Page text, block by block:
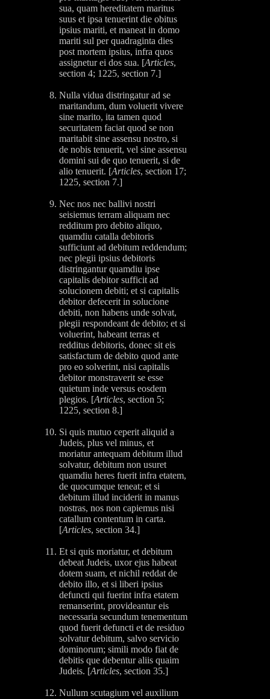
sua, quam hereditatem maritus
suus et ipsa tenuerint die obitus
ipsius mariti, et maneat in domo
mariti sul per quadraginta dies
post mortem ipsius, infra quos
assignetur ei dos sua. [Articles,
section 4; 1225, section 7.]
Nulla vidua distringatur ad se
maritandum, dum voluerit vivere
sine marito, ita tamen quod
securitatem faciat quod se non
maritabit sine assensu nostro, si
de nobis tenuerit, vel sine assensu
domini sui de quo tenuerit, si de
alio tenuerit. [Articles, section 17;
1225, section 7.]
Nec nos nec ballivi nostri
seisiemus terram aliquam nec
redditum pro debito aliquo,
quamdiu catalla debitoris
sufficiunt ad debitum reddendum;
nec plegii ipsius debitoris
distringantur quamdiu ipse
capitalis debitor sufficit ad
solucionem debiti; et si capitalis
debitor defecerit in solucione
debiti, non habens unde solvat,
plegii respondeant de debito; et si
voluerint, habeant terras et
redditus debitoris, donec sit eis
satisfactum de debito quod ante
pro eo solverint, nisi capitalis
debitor monstraverit se esse
quietum inde versus eosdem
plegios. [Articles, section 5;
1225, section 8.]
Si quis mutuo ceperit aliquid a
Judeis, plus vel minus, et
moriatur antequam debitum illud
solvatur, debitum non usuret
quamdiu heres fuerit infra etatem,
de quocumque teneat; et si
debitum illud inciderit in manus
nostras, nos non capiemus nisi
catallum contentum in carta.
[Articles, section 34.]
Et si quis moriatur, et debitum
debeat Judeis, uxor ejus habeat
dotem suam, et nichil reddat de
debito illo, et si liberi ipsius
defuncti qui fuerint infra etatem
remanserint, provideantur eis
necessaria secundum tenementum
quod fuerit defuncti et de residuo
solvatur debitum, salvo servicio
dominorum; simili modo fiat de
debitis que debentur aliis quaim
Judeis. [Articles, section 35.]
Nullum scutagium vel auxilium